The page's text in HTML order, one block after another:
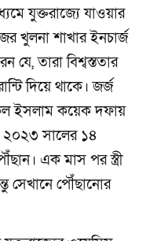
যুক্তরাজ্যে যাওয়ার
খুলনা শাখার ইনচার্জ
যে, তারা বিশ্বস্ততার
দিয়ে থাকে। জর্জ
ইসলাম কয়েক দফায়
২০২৩ সালের ১৪
এক মাস পর স্ত্রী
সেখানে পৌঁছানোর